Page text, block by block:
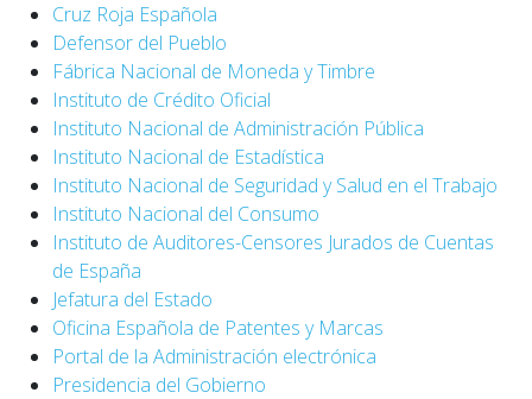
Cruz Roja Española
Defensor del Pueblo
Fábrica Nacional de Moneda y Timbre
Instituto de Crédito Oficial
Instituto Nacional de Administración Pública
Instituto Nacional de Estadística
Instituto Nacional de Seguridad y Salud en el Trabajo
Instituto Nacional del Consumo
Instituto de Auditores-Censores Jurados de Cuentas
de España
Jefatura del Estado
Oficina Española de Patentes y Marcas
Portal de la Administración electrónica
Presidencia del Gobierno